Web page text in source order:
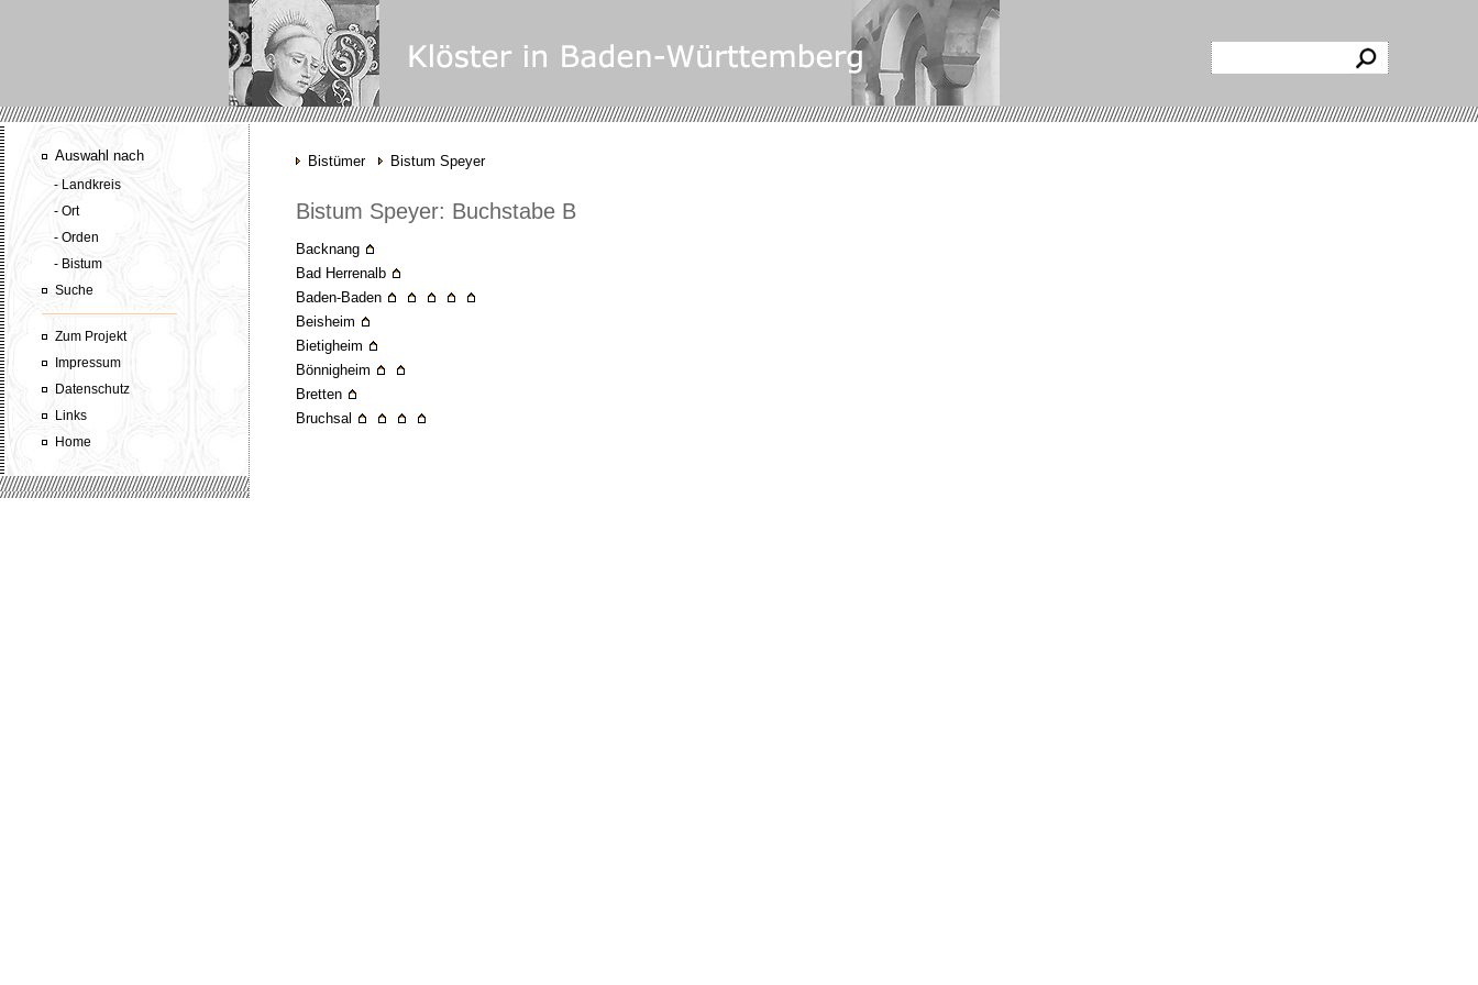
Auswahl nach
- Landkreis
- Ort
- Orden
- Bistum
Suche
Zum Projekt
Impressum
Datenschutz
Links
Home
Bistümer Bistum Speyer
Bistum Speyer: Buchstabe B
Backnang
Bad Herrenalb
Baden-Baden
Beisheim
Bietigheim
Bönnigheim
Bretten
Bruchsal